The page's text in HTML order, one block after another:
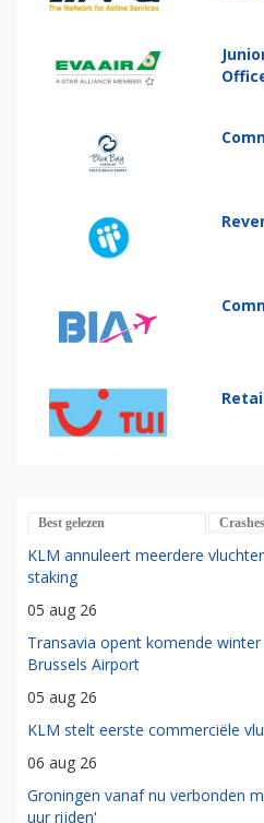
Best gelezen Crashes
KLM annuleert meerdere
staking
05 aug 26
Transavia opent komende
Brussels Airport
05 aug 26
KLM stelt eerste commerciële
06 aug 26
Groningen vanaf nu verbonden
uur rijden'